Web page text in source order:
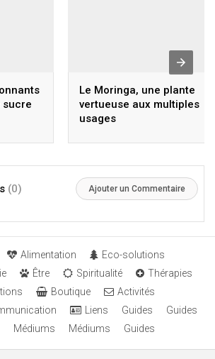
sucre
Le Moringa, une plante
vertueuse aux multiples
usages
(0) Ajouter un Commentaire
Alimentation
Eco-solutions
Être Spiritualité
Thérapies
Boutique
Activités
Liens Guides
Guides
Médiums Médiums Guides